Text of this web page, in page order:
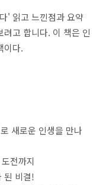
' 읽고 느낀점과 요약
고 합니다. 이 책은 인
이다.
새로운 인생을 만나
전까지
된 비결!